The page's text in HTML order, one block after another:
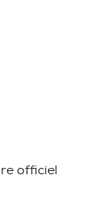
officiel